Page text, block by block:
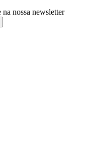
nossa newsletter